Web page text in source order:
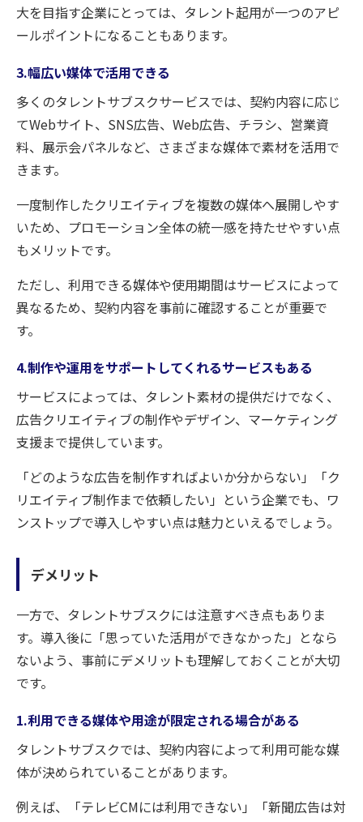
大を目指す企業にとっては、タレント起用が一つのアピ
ールポイントになることもあります。
3.幅広い媒体で活用できる
多くのタレントサブスクサービスでは、契約内容に応じ
てWebサイト、SNS広告、Web広告、チラシ、営業資
料、展示会パネルなど、さまざまな媒体で素材を活用で
きます。
一度制作したクリエイティブを複数の媒体へ展開しやす
いため、プロモーション全体の統一感を持たせやすい点
もメリットです。
ただし、利用できる媒体や使用期間はサービスによって
異なるため、契約内容を事前に確認することが重要で
す。
4.制作や運用をサポートしてくれるサービスもある
サービスによっては、タレント素材の提供だけでなく、
広告クリエイティブの制作やデザイン、マーケティング
支援まで提供しています。
「どのような広告を制作すればよいか分からない」「ク
リエイティブ制作まで依頼したい」という企業でも、ワ
ンストップで導入しやすい点は魅力といえるでしょう。
デメリット
一方で、タレントサブスクには注意すべき点もありま
す。導入後に「思っていた活用ができなかった」となら
ないよう、事前にデメリットも理解しておくことが大切
です。
1.利用できる媒体や用途が限定される場合がある
タレントサブスクでは、契約内容によって利用可能な媒
体が決められていることがあります。
例えば、「テレビCMには利用できない」「新聞広告は対